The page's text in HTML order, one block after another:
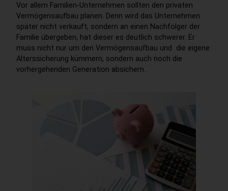
Vor allem Familien-Unternehmen sollten den privaten
Vermögensaufbau planen. Denn wird das Unternehmen
später nicht verkauft, sondern an einen Nachfolger der
Familie übergeben, hat dieser es deutlich schwerer. Er
muss nicht nur um den Vermögensaufbau und die eigene
Alterssicherung kümmern, sondern auch noch die
vorhergehenden Generation absichern.